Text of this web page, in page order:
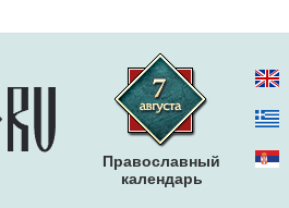
Православный
календарь